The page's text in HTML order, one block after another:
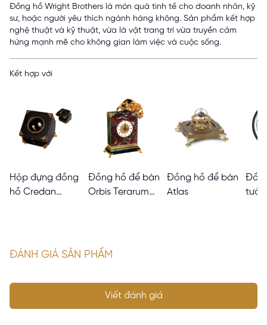
Đồng hồ Wright Brothers là món quà tinh tế cho doanh nhân, kỹ
sư, hoặc người yêu thích ngành hàng không. Sản phẩm kết hợp
nghệ thuật và kỹ thuật, vừa là vật trang trí vừa truyền cảm
hứng mạnh mẽ cho không gian làm việc và cuộc sống.
Kết hợp với
Hộp đựng đồng
hồ Credan
Đồng hồ để bàn
Orbis Terarum
Đồng hồ để bàn
Atlas
ĐÁNH GIÁ SẢN PHẨM
Viết đánh giá